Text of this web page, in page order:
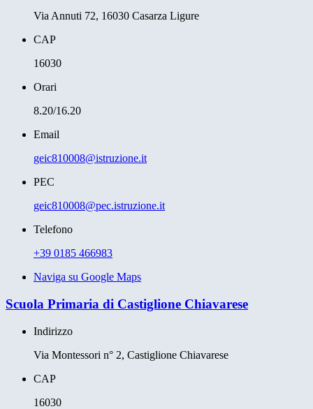
Via Annuti 72, 16030 Casarza Ligure
CAP
16030
Orari
8.20/16.20
Email
geic810008@istruzione.it
PEC
geic810008@pec.istruzione.it
Telefono
+39 0185 466983
Naviga su Google Maps
Scuola Primaria di Castiglione Chiavarese
Indirizzo
Via Montessori n° 2, Castiglione Chiavarese
CAP
16030